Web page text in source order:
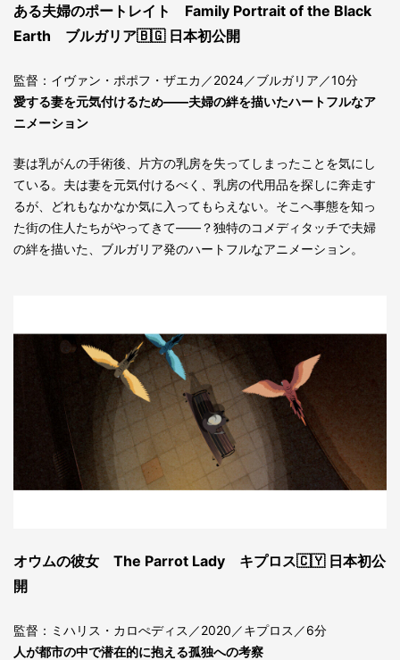
ある夫婦のポートレイト Family Portrait of the Black
Earth ブルガリア🇧🇬 日本初公開
監督：イヴァン・ポポフ・ザエカ／2024／ブルガリア／10分
愛する妻を元気付けるため――夫婦の絆を描いたハートフルなア
ニメーション
妻は乳がんの手術後、片方の乳房を失ってしまったことを気にし
ている。夫は妻を元気付けるべく、乳房の代用品を探しに奔走す
るが、どれもなかなか気に入ってもらえない。そこへ事態を知っ
た街の住人たちがやってきて――？独特のコメディタッチで夫婦
の絆を描いた、ブルガリア発のハートフルなアニメーション。
オウムの彼女 The Parrot Lady キプロス🇨🇾 日本初公
開
監督：ミハリス・カロぺディス／2020／キプロス／6分
人が都市の中で潜在的に抱える孤独への考察